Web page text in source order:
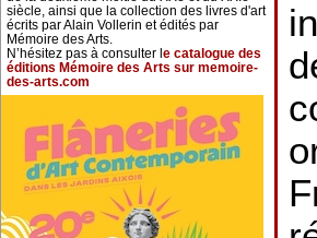
siècle, ainsi que la collection des livres d'art
écrits par Alain Vollerin et édités par
Mémoire des Arts.
N’hésitez pas à consulter l e catalogue des
éditions Mémoire des Arts sur memoire-
des-arts.com